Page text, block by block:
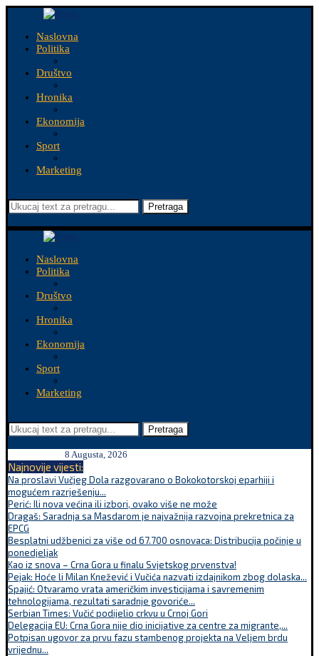
Naslovna
Politika
Društvo
Hronika
Ekonomija
Sport
Marketing
Pretraga
Naslovna
Politika
Društvo
Hronika
Ekonomija
Sport
Marketing
Pretraga
8 Augusta, 2026
Najnovije vijesti:
Na proslavi Vučjeg Dola razgovarano o Bokokotorskoj eparhiji i
mogućem razrješenju...
Perić: Ili nova većina ili izbori, ovako više ne može
Dragaš: Saradnja sa Masdarom je najvažnija razvojna prekretnica za
EPCG
Besplatni udžbenici za više od 67.700 osnovaca: Distribucija počinje u
ponedjeljak
Kao iz snova – Crna Gora u finalu Svjetskog prvenstva!
Pejak: Hoće li Milan Knežević i Vučića nazvati izdajnikom zbog dolaska...
Spajić: Otvaramo vrata američkim investicijama i savremenim
tehnologijama, rezultati saradnje govoriće...
Serbian Times: Vučić podijelio crkvu u Crnoj Gori
Delegacija EU: Crna Gora nije dio inicijative za centre za migrante,...
Potpisan ugovor za prvu fazu stambenog projekta na Veljem brdu
vrijednu...